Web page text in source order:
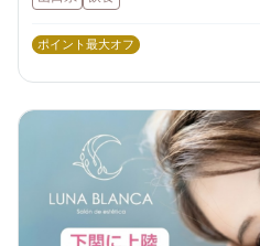
ポイント最大オフ